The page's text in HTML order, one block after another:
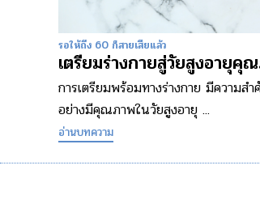
รอให้ถึง 60 ก็สายเสียแล้ว
เตรียมร่างกายสู่วัยสูงอายุคุ
การเตรียมพร้อมทางร่างกาย มีความส
อย่างมีคุณภาพในวัยสูงอายุ ...
อ่านบทความ